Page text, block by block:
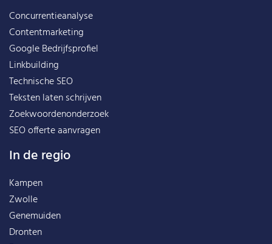
Concurrentieanalyse
Contentmarketing
Google Bedrijfsprofiel
Linkbuilding
Technische SEO
Teksten laten schrijven
Zoekwoordenonderzoek
SEO offerte aanvragen
In de regio
Kampen
Zwolle
Genemuiden
Dronten